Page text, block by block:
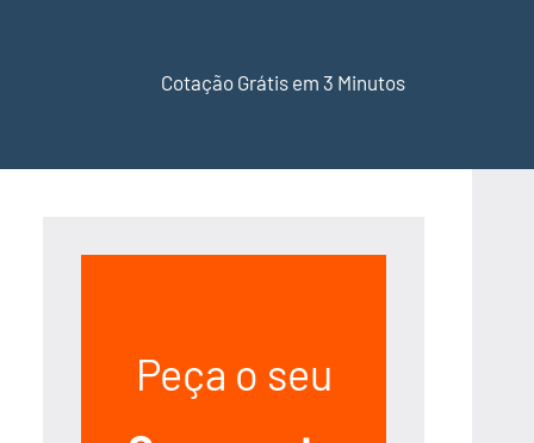
Cotação Grátis em 3 Minutos
Peça o seu